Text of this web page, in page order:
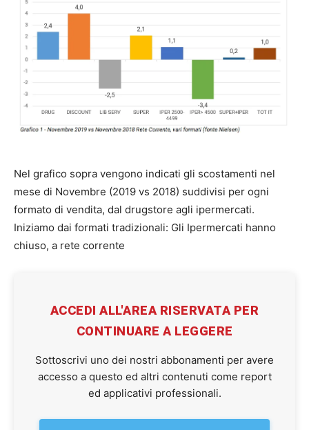
Nel grafico sopra vengono indicati gli scostamenti nel
mese di Novembre (2019 vs 2018) suddivisi per ogni
formato di vendita, dal drugstore agli ipermercati.
Iniziamo dai formati tradizionali: Gli Ipermercati hanno
chiuso, a rete corrente
ACCEDI ALL'AREA RISERVATA PER
CONTINUARE A LEGGERE
Sottoscrivi uno dei nostri abbonamenti per avere
accesso a questo ed altri contenuti come report
ed applicativi professionali.